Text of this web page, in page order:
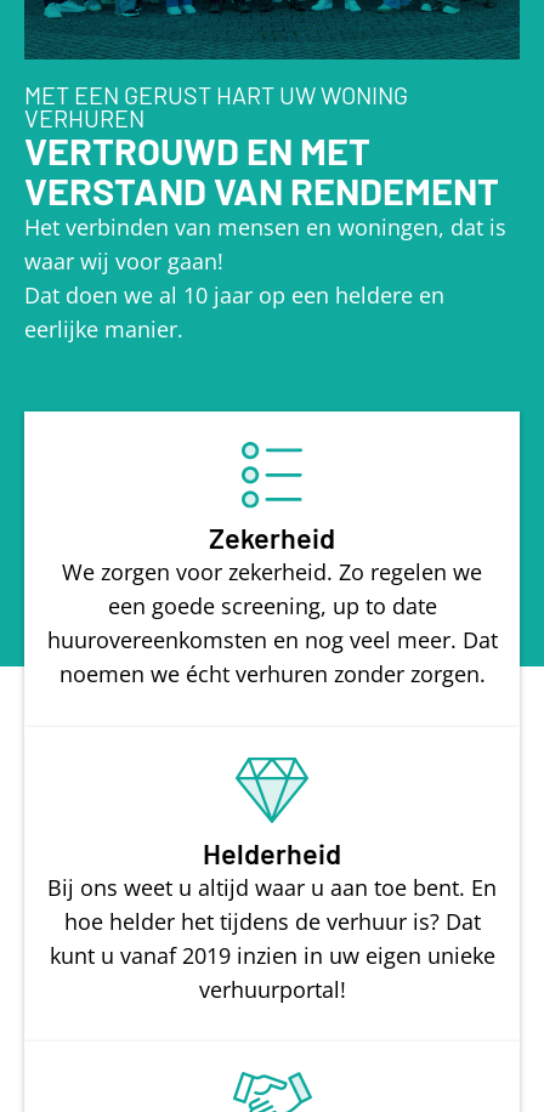
MET EEN GERUST HART UW WONING
VERHUREN
VERTROUWD EN MET
VERSTAND VAN RENDEMENT
Het verbinden van mensen en woningen, dat is
waar wij voor gaan!
Dat doen we al 10 jaar op een heldere en
eerlijke manier.
Zekerheid
We zorgen voor zekerheid. Zo regelen we
een goede screening, up to date
huurovereenkomsten en nog veel meer. Dat
noemen we écht verhuren zonder zorgen.
Helderheid
Bij ons weet u altijd waar u aan toe bent. En
hoe helder het tijdens de verhuur is? Dat
kunt u vanaf 2019 inzien in uw eigen unieke
verhuurportal!